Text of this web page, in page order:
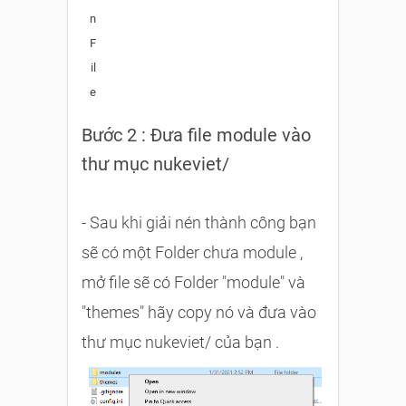
n
F
il
e
Bước 2 : Đưa file module vào
thư mục nukeviet/
- Sau khi giải nén thành công bạn
sẽ có một Folder chưa module ,
mở file sẽ có Folder "module" và
"themes" hãy copy nó và đưa vào
thư mục nukeviet/ của bạn .